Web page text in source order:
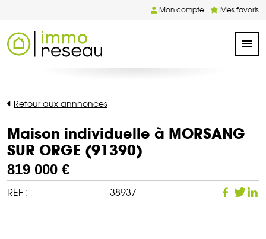
Mon compte Mes favoris
Retour aux annnonces
Maison individuelle à MORSANG
SUR ORGE (91390)
819 000 €
REF : 38937